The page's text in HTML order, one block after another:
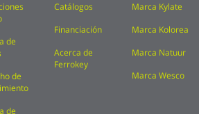
de
de
de
Catálogos
Financiación
Acerca de
Ferrokey
Marca Kylate
Marca Kolorea
Marca Natuur
Marca Wesco